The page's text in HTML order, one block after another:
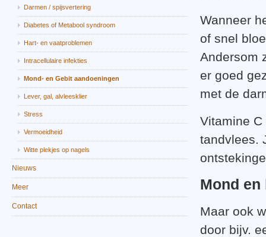
Wanneer
of snel
Andersom
er goed
met de
Vitamine
tandvlees.
Mond en
Maar ook
door bijv.
Darmen / spijsvertering
Diabetes of Metabool syndroom
Hart- en vaatproblemen
Intracellulaire infekties
Mond- en Gebit aandoeningen
Lever, gal, alvleesklier
Stress
Vermoeidheid
Witte plekjes op nagels
Nieuws
Meer
Contact